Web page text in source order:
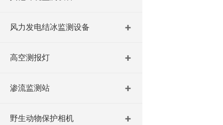
风力发电结冰监测设备
高空测报灯
渗流监测站
野生动物保护相机